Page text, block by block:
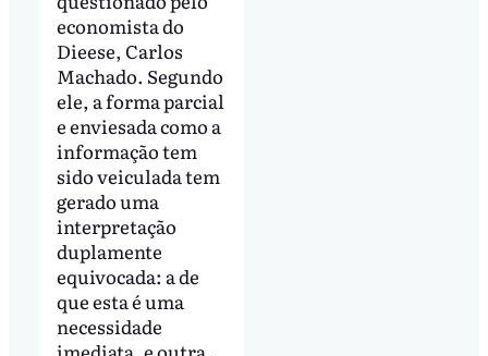
economista do
Dieese, Carlos
Machado. Segundo
ele, a forma parcial
e enviesada como a
informação tem
sido veiculada tem
gerado uma
interpretação
duplamente
equivocada: a de
que esta é uma
necessidade